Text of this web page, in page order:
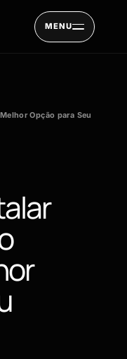
MENU
Opção para Seu